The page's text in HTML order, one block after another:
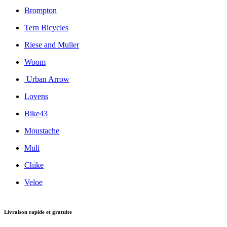
Brompton
Tern Bicycles
Riese and Muller
Woom
Urban Arrow
Lovens
Bike43
Moustache
Muli
Chike
Veloe
Livraison rapide et gratuite